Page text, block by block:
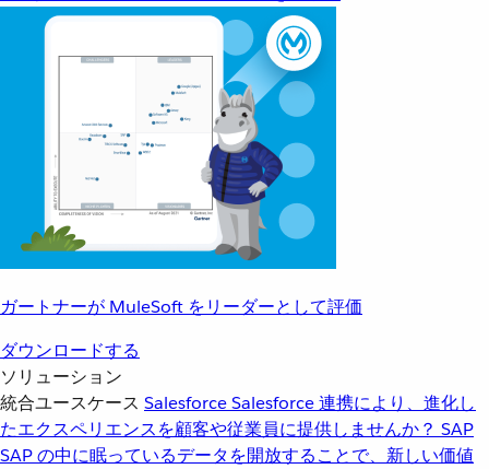
ガートナーが MuleSoft をリーダーとして評価
ダウンロードする
ソリューション
統合ユースケース SalesforceSalesforce 連携により、進化し
たエクスペリエンスを顧客や従業員に提供しませんか？ SAP
SAP の中に眠っているデータを開放することで、新しい価値